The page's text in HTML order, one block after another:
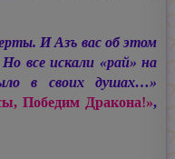
И Азъ вас об этом
все искали «рай» на
в своих душах…»
Победим Дракона!»,